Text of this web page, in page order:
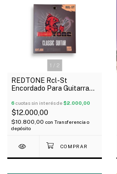
1 / 2
REDTONE Rcl-St
Encordado Para Guitarra
6 cuotas sin interés de$2.000,00
$12.000,00
$10.800,00 con Transferencia o
depósito